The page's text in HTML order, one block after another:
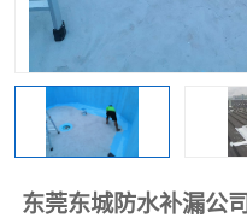
东莞东城防水补漏公